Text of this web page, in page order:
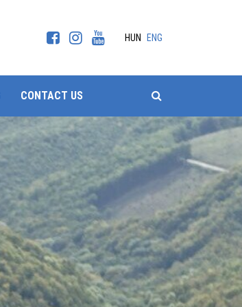
HUN ENG
CONTACT US